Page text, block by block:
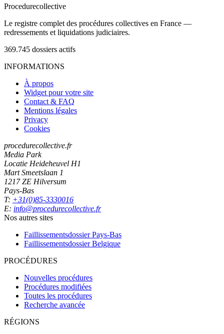
Procedurecollective
Le registre complet des procédures collectives en France —
redressements et liquidations judiciaires.
369.745 dossiers actifs
INFORMATIONS
À propos
Widget pour votre site
Contact & FAQ
Mentions légales
Privacy
Cookies
procedurecollective.fr
Media Park
Locatie Heideheuvel H1
Mart Smeetslaan 1
1217 ZE Hilversum
Pays-Bas
T: +31(0)85-3330016
E: info@procedurecollective.fr
Nos autres sites
Faillissementsdossier Pays-Bas
Faillissementsdossier Belgique
PROCÉDURES
Nouvelles procédures
Procédures modifiées
Toutes les procédures
Recherche avancée
RÉGIONS